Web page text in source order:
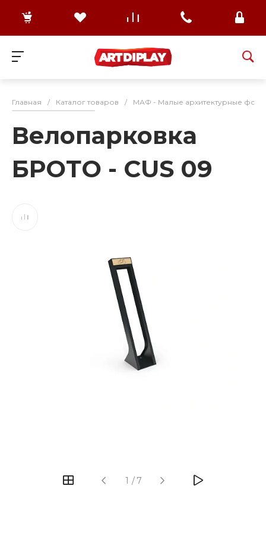
Главная / Каталог товаров / МАФ - Малые архитектурные
Велопарковка
БРОТО - CUS 09
1 / 7